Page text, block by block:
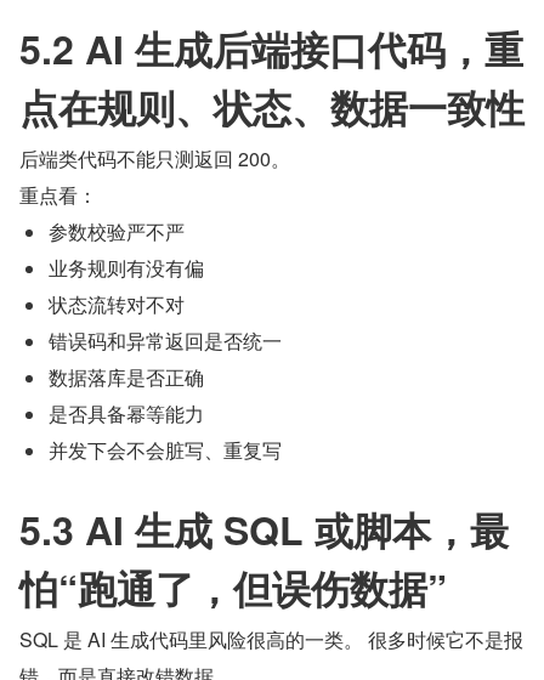
5.2 AI 生成后端接口代码，重
点在规则、状态、数据一致性
后端类代码不能只测返回 200。
重点看：
参数校验严不严
业务规则有没有偏
状态流转对不对
错误码和异常返回是否统一
数据落库是否正确
是否具备幂等能力
并发下会不会脏写、重复写
5.3 AI 生成 SQL 或脚本，最
怕“跑通了，但误伤数据”
SQL 是 AI 生成代码里风险很高的一类。 很多时候它不是报